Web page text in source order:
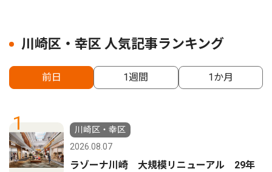
川崎区・幸区 人気記事ランキング
前日 1週間 1か月
1
川崎区・幸区
2026.08.07
ラゾーナ川崎 大規模リニューアル 29年